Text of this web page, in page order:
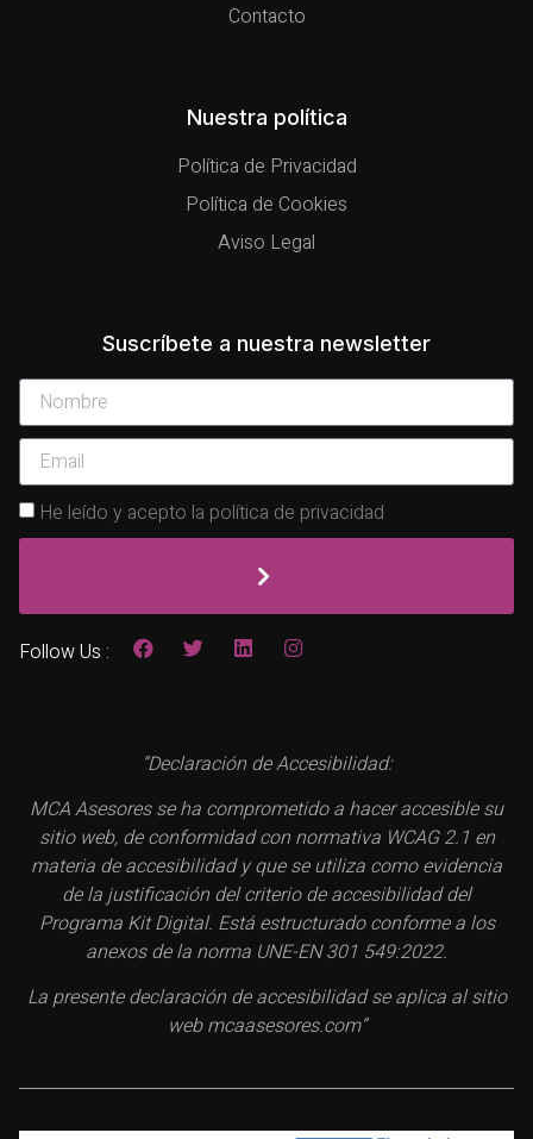
Contacto
Nuestra política
Política de Privacidad
Política de Cookies
Aviso Legal
Suscríbete a nuestra newsletter
He leído y acepto la política de privacidad
Follow Us :
“Declaración de Accesibilidad:
MCA Asesores se ha comprometido a hacer accesible su
sitio web, de conformidad con normativa WCAG 2.1 en
materia de accesibilidad y que se utiliza como evidencia
de la justificación del criterio de accesibilidad del
Programa Kit Digital. Está estructurado conforme a los
anexos de la norma UNE-EN 301 549:2022.
La presente declaración de accesibilidad se aplica al sitio
web mcaasesores.com”